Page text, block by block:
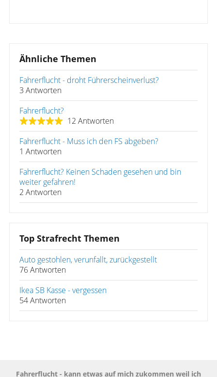
Ähnliche Themen
Fahrerflucht - droht Führerscheinverlust?
3 Antworten
Fahrerflucht?
12 Antworten
Fahrerflucht - Muss ich den FS abgeben?
1 Antworten
Fahrerflucht? Keinen Schaden gesehen und bin
weiter gefahren!
2 Antworten
Top Strafrecht Themen
Auto gestohlen, verunfallt, zurückgestellt
76 Antworten
Ikea SB Kasse - vergessen
54 Antworten
Fahrerflucht - kann etwas auf mich zukommen weil ich